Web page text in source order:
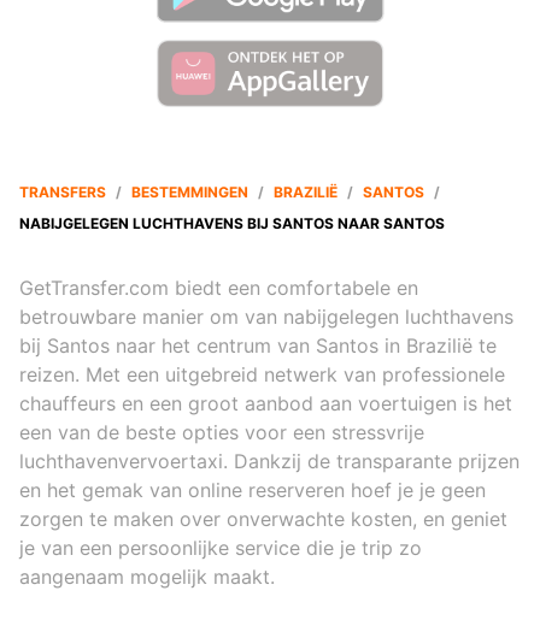
TRANSFERS / BESTEMMINGEN / BRAZILIË / SANTOS /
NABIJGELEGEN LUCHTHAVENS BIJ SANTOS NAAR SANTOS
GetTransfer.com biedt een comfortabele en
betrouwbare manier om van nabijgelegen luchthavens
bij Santos naar het centrum van Santos in Brazilië te
reizen. Met een uitgebreid netwerk van professionele
chauffeurs en een groot aanbod aan voertuigen is het
een van de beste opties voor een stressvrije
luchthavenvervoertaxi. Dankzij de transparante prijzen
en het gemak van online reserveren hoef je je geen
zorgen te maken over onverwachte kosten, en geniet
je van een persoonlijke service die je trip zo
aangenaam mogelijk maakt.